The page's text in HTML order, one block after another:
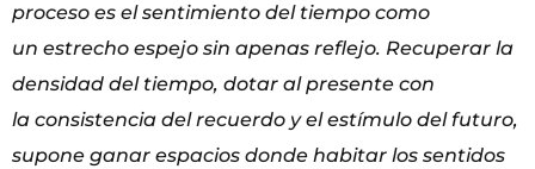
proceso es el sentimiento del tiempo como
un estrecho espejo sin apenas reflejo. Recuperar la
densidad del tiempo, dotar al presente con
la consistencia del recuerdo y el estímulo del futuro,
supone ganar espacios donde habitar los sentidos